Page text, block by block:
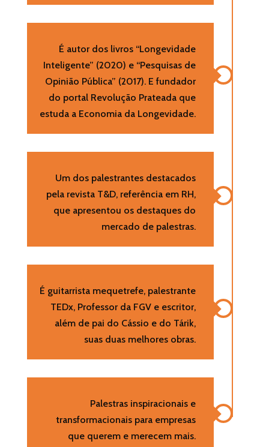
É autor dos livros “Longevidade
Inteligente” (2020) e “Pesquisas de
Opinião Pública” (2017). E fundador
do portal Revolução Prateada que
estuda a Economia da Longevidade.
Um dos palestrantes destacados
pela revista T&D, referência em RH,
que apresentou os destaques do
mercado de palestras.
É guitarrista mequetrefe, palestrante
TEDx, Professor da FGV e escritor,
além de pai do Cássio e do Tárik,
suas duas melhores obras.
Palestras inspiracionais e
transformacionais para empresas
que querem e merecem mais.